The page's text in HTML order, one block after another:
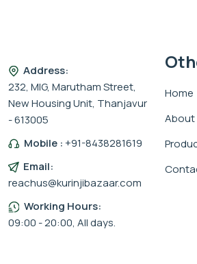
Address:
232, MIG, Marutham Street,
New Housing Unit, Thanjavur
- 613005
Mobile :+91-8438281619
Email:
reachus@kurinjibazaar.com
Working Hours:
09:00 - 20:00, All days.
Home
About